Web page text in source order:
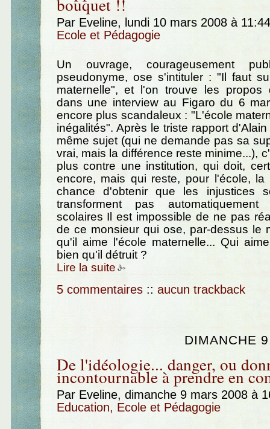
Par Eveline, lundi 10 mars 2008 à
Ecole et Pédagogie
Un ouvrage, courageusement
pseudonyme, ose s'intituler : "Il faut
maternelle", et l'on trouve les propos
dans une interview au Figaro du 6
encore plus scandaleux : "L'école
inégalités". Après le triste rapport
même sujet (qui ne demande pas sa
vrai, mais la différence reste minime...),
plus contre une institution, qui doit,
encore, mais qui reste, pour l'école, la
chance d'obtenir que les injustices
transforment pas
scolaires Il est impossible de ne pas
de ce monsieur qui ose, par-dessus le
qu'il aime l'école maternelle... Qui
bien qu'il détruit ?
Lire la suite
5 commentaires :: aucun trackback
DIMANCHE
De l'idéologie... danger, ou
incontournable à prendre en
Par Eveline, dimanche 9 mars 2008 à
Education, Ecole et Pédagogie